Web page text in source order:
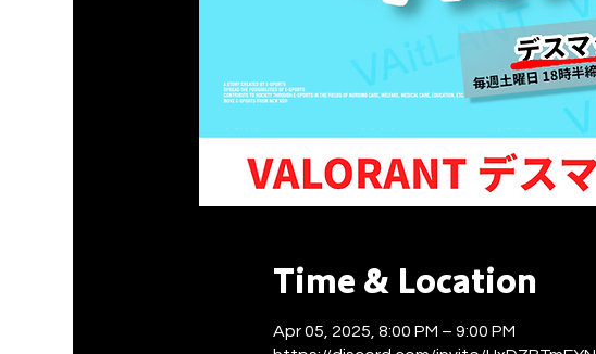
Time & Location
Apr 05, 2025, 8:00 PM – 9:00 PM